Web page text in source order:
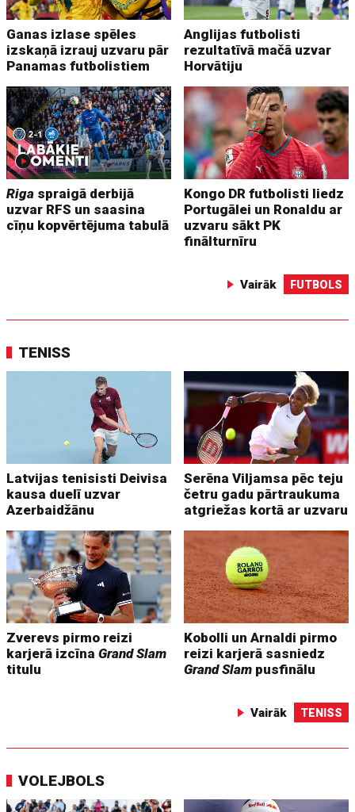
Ganas izlase spēles
izskaņā izrauj uzvaru pār
Panamas futbolistiem
Anglijas futbolisti
rezultatīvā mačā uzvar
Horvātiju
Riga spraigā derbijā
uzvar RFS un saasina
cīņu kopvērtējuma tabulā
Kongo DR futbolisti liedz
Portugālei un Ronaldu ar
uzvaru sākt PK
finālturnīru
Vairāk FUTBOLS
TENISS
Latvijas tenisisti Deivisa
kausa duelī uzvar
Azerbaidžānu
Serēna Viljamsa pēc teju
četru gadu pārtraukuma
atgriežas kortā ar uzvaru
Zverevs pirmo reizi
karjerā izcīnaGrand Slam
titulu
Kobolli un Arnaldi pirmo
reizi karjerā sasniedz
Grand Slam pusfinālu
Vairāk TENISS
VOLEJBOLS